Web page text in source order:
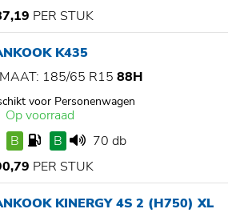
PER STUK
K435
MAAT: 185/65 R15 88H
voor Personenwagen
Op voorraad
B
B
70 db
PER STUK
KINERGY 4S 2 (H750) XL